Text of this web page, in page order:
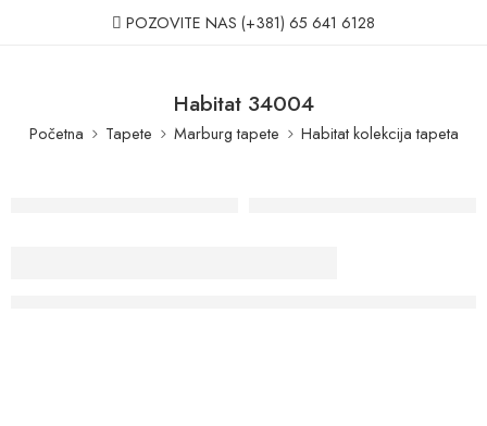
POZOVITE NAS (+381) 65 641 6128
Habitat 34004
Početna Tapete Marburg tapete Habitat kolekcija tapeta